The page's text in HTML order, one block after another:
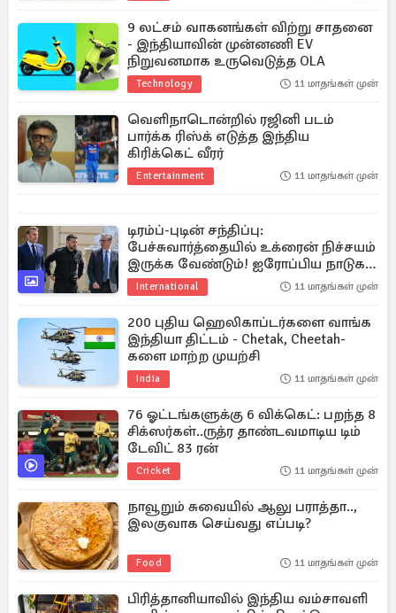
9 லட்சம் வாகனங்கள் விற்று சாதனை
- இந்தியாவின் முன்னணி EV
நிறுவனமாக உருவெடுத்த OLA
Technology 11 மாதங்கள் முன்
வெளிநாடொன்றில் ரஜினி படம்
பார்க்க ரிஸ்க் எடுத்த இந்திய
கிரிக்கெட் வீரர்
Entertainment 11 மாதங்கள் முன்
டிரம்ப்-புடின் சந்திப்பு:
பேச்சுவார்த்தையில் உக்ரைன் நிச்சயம்
இருக்க வேண்டும்! ஐரோப்பிய நாடுகள்
உறுதி
International 11 மாதங்கள் முன்
200 புதிய ஹெலிகாப்டர்களை வாங்க
இந்தியா திட்டம் - Chetak, Cheetah-
களை மாற்ற முயற்சி
India 11 மாதங்கள் முன்
76 ஓட்டங்களுக்கு 6 விக்கெட்: பறந்த 8
சிக்ஸர்கள்..ருத்ர தாண்டவமாடிய டிம்
டேவிட் 83 ரன்
Cricket 11 மாதங்கள் முன்
நாவூறும் சுவையில் ஆலு பராத்தா..,
இலகுவாக செய்வது எப்படி?
Food 11 மாதங்கள் முன்
பிரித்தானியாவில் இந்திய வம்சாவளி